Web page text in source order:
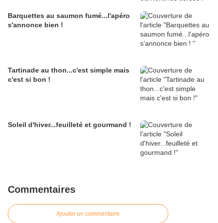
Barquettes au saumon fumé...l'apéro
s'annonce bien !
Tartinade au thon...c'est simple mais
c'est si bon !
Soleil d'hiver...feuilleté et gourmand !
Commentaires
Ajouter un commentaire